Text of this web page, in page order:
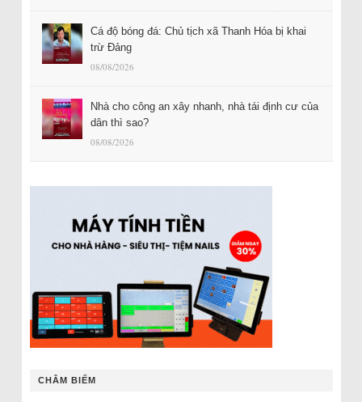
Cá độ bóng đá: Chủ tịch xã Thanh Hóa bị khai
trừ Đảng
08/08/2026
Nhà cho công an xây nhanh, nhà tái định cư của
dân thì sao?
08/08/2026
CHÂM BIẾM